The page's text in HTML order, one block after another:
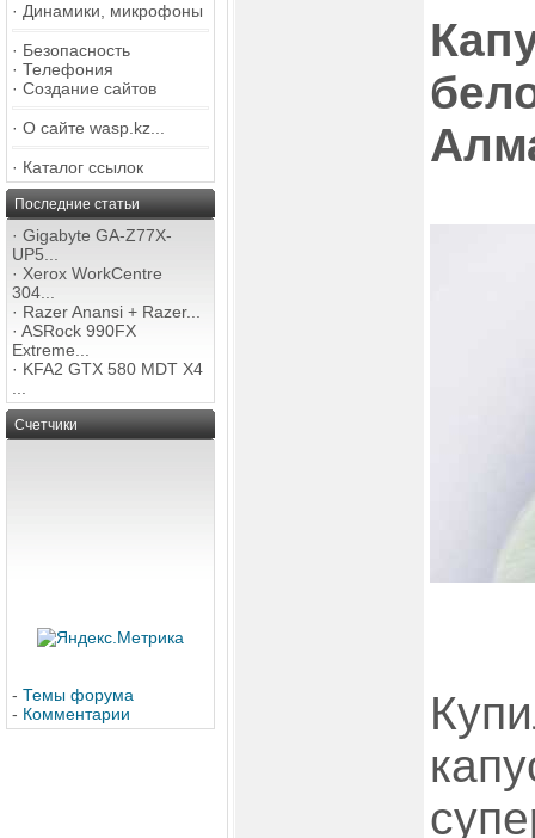
· Динамики, микрофоны
· Безопасность
· Телефония
· Создание сайтов
· О сайте wasp.kz...
· Каталог ссылок
Последние статьи
· Gigabyte GA-Z77X-
UP5...
· Xerox WorkCentre
304...
· Razer Anansi + Razer...
· ASRock 990FX
Extreme...
· KFA2 GTX 580 MDT X4
Счетчики
- Темы форума
- Комментарии